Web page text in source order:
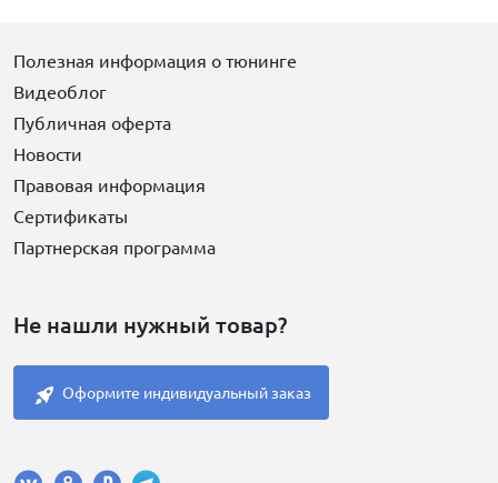
Полезная информация о тюнинге
Видеоблог
Публичная оферта
Новости
Правовая информация
Сертификаты
Партнерская программа
Не нашли нужный товар?
Оформите индивидуальный заказ